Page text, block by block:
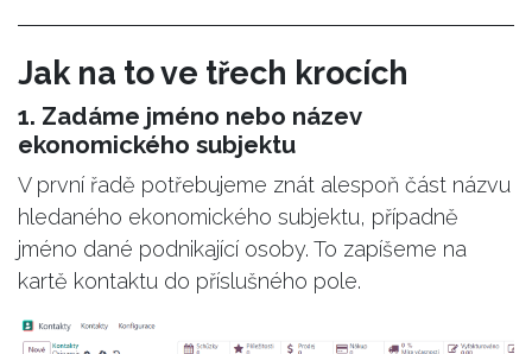
Jak na to ve třech krocích
1. Zadáme jméno nebo název
ekonomického subjektu
V první řadě potřebujeme znát alespoň část názvu
hledaného ekonomického subjektu, případně
jméno dané podnikající osoby. To zapíšeme na
kartě kontaktu do příslušného pole.